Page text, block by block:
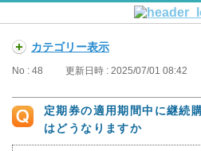
カテゴリー表示
No : 48 更新日時 : 2025/07/01 08:42
定期券の適用期間中に継続
はどうなりますか